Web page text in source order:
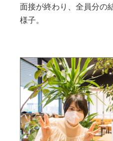
面接が終わり、全員分の
様子。